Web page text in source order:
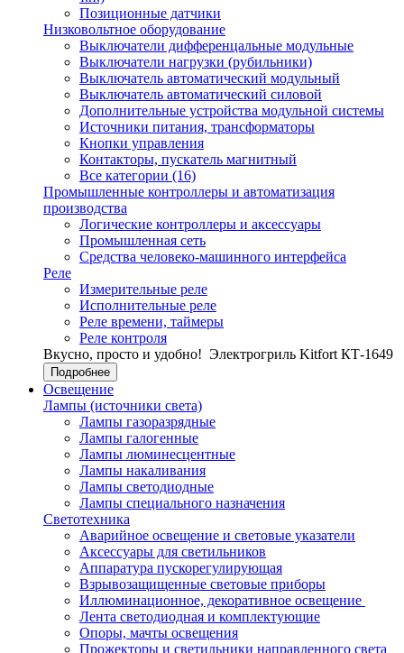
Позиционные датчики
Низковольтное оборудование
Выключатели дифференцальные модульные
Выключатели нагрузки (рубильники)
Выключатель автоматический модульный
Выключатель автоматический силовой
Дополнительные устройства модульной системы
Источники питания, трансформаторы
Кнопки управления
Контакторы, пускатель магнитный
Все категории (16)
Промышленные контроллеры и автоматизация
производства
Логические контроллеры и аксессуары
Промышленная сеть
Средства человеко-машинного интерфейса
Реле
Измерительные реле
Исполнительные реле
Реле времени, таймеры
Реле контроля
Вкусно, просто и удобно! Электрогриль Kitfort КТ-1649
Подробнее
Освещение
Лампы (источники света)
Лампы газоразрядные
Лампы галогенные
Лампы люминесцентные
Лампы накаливания
Лампы светодиодные
Лампы специального назначения
Светотехника
Аварийное освещение и световые указатели
Аксессуары для светильников
Аппаратура пускорегулирующая
Взрывозащищенные световые приборы
Иллюминационное, декоративное освещение
Лента светодиодная и комплектующие
Опоры, мачты освещения
Прожекторы и светильники направленного света